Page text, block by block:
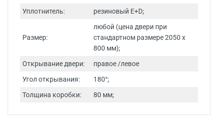
Уплотнитель:
резиновый E+D;
Размер:
любой (цена двери при
стандартном размере 2050 х
800 мм);
Открывание двери:
правое /левое
Угол открывания:
180°;
Толщина коробки:
80 мм;